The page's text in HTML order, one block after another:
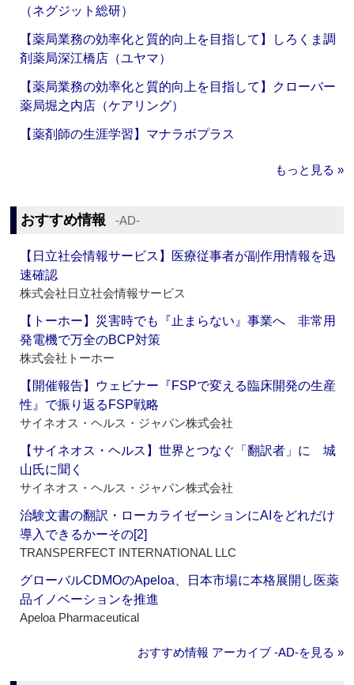
（ネグジット総研）
【薬局業務の効率化と質的向上を目指して】しろくま調
剤薬局深江橋店（ユヤマ）
【薬局業務の効率化と質的向上を目指して】クローバー
薬局堀之内店（ケアリング）
【薬剤師の生涯学習】マナラボプラス
もっと見る »
おすすめ情報 ‐AD‐
【日立社会情報サービス】医療従事者が副作用情報を迅
速確認
株式会社日立社会情報サービス
【トーホー】災害時でも『止まらない』事業へ 非常用
発電機で万全のBCP対策
株式会社トーホー
【開催報告】ウェビナー『FSPで変える臨床開発の生産
性』で振り返るFSP戦略
サイネオス・ヘルス・ジャパン株式会社
【サイネオス・ヘルス】世界とつなぐ「翻訳者」に 城
山氏に聞く
サイネオス・ヘルス・ジャパン株式会社
治験文書の翻訳・ローカライゼーションにAIをどれだけ
導入できるかーその[2]
TRANSPERFECT INTERNATIONAL LLC
グローバルCDMOのApeloa、日本市場に本格展開し医薬
品イノベーションを推進
Apeloa Pharmaceutical
おすすめ情報 アーカイブ ‐AD‐を見る »